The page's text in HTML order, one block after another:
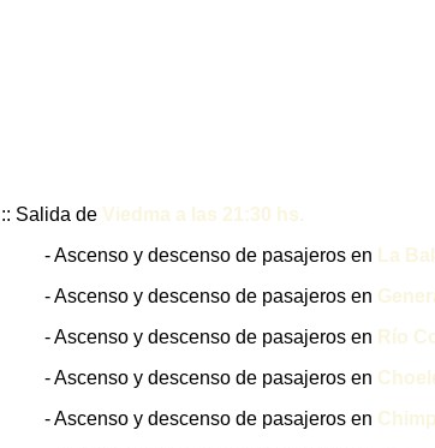
:: Salida de Viedma a las 21:30 hs.
- Ascenso y descenso de pasajeros en La
- Ascenso y descenso de pasajeros en
- Ascenso y descenso de pasajeros en Río
- Ascenso y descenso de pasajeros en
- Ascenso y descenso de pasajeros en